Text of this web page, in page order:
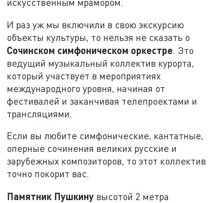
И раз уж мы включили в свою экскурсию
объекты культуры, то нельзя не сказать о
Сочинском симфоническом оркестре. Это
ведущий музыкальный коллектив курорта,
который участвует в мероприятиях
международного уровня, начиная от
фестивалей и заканчивая телепроектами и
трансляциями.
Если вы любите симфонические, кантатные,
оперные сочинения великих русские и
зарубежных композиторов, то этот коллектив
точно покорит вас.
Памятник Пушкину высотой 2 метра